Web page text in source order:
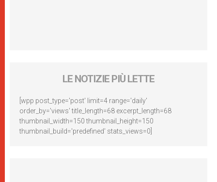
LE NOTIZIE PIÙ LETTE
[wpp post_type='post' limit=4 range='daily'
order_by='views' title_length=68 excerpt_length=68
thumbnail_width=150 thumbnail_height=150
thumbnail_build='predefined' stats_views=0]